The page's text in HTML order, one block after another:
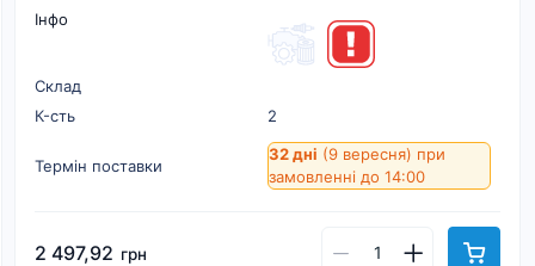
Інфо
Склад
К-cть
2
Термін поставки
32 дні (9 вересня) при
замовленні до 14:00
2 497,92 грн